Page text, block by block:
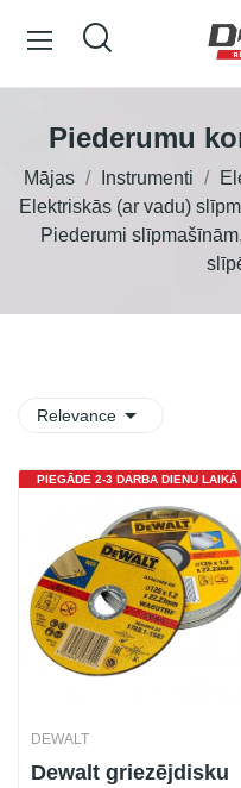
Piederumu
Mājas Instrumenti
Elektriskās (ar vadu)
Piederumi
Relevance 
PIEGĀDE 2-3 DARBA DIENU LAIKĀ
DEWALT
Dewalt griezējdisku